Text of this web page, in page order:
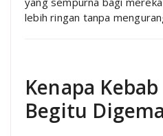
lebih ringan tanpa
Kenapa
Begitu